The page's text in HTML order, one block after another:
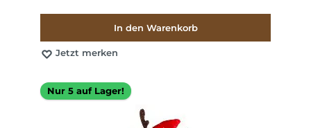
In den Warenkorb
Jetzt merken
Nur 5 auf Lager!